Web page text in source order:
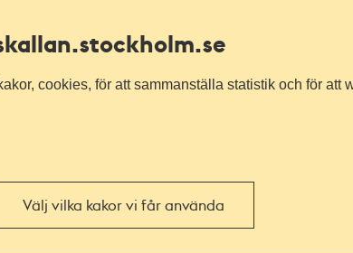
.stockholm.se
cookies, för att sammanställa statistik och för att
Välj vilka kakor vi får använda